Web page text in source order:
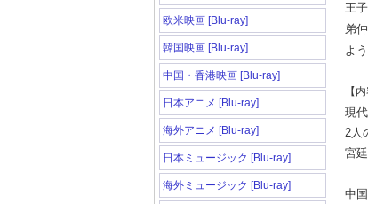
欧米映画 [Blu-ray]
韓国映画 [Blu-ray]
中国・香港映画 [Blu-ray]
日本アニメ [Blu-ray]
海外アニメ [Blu-ray]
日本ミュージック [Blu-ray]
海外ミュージック [Blu-ray]
王
弟
よ
【
現
2人
宮
中